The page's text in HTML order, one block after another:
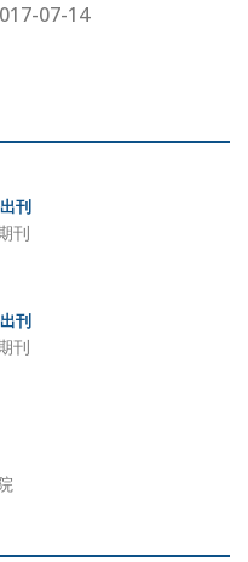
07-14
刊
刊
刊
刊
刊